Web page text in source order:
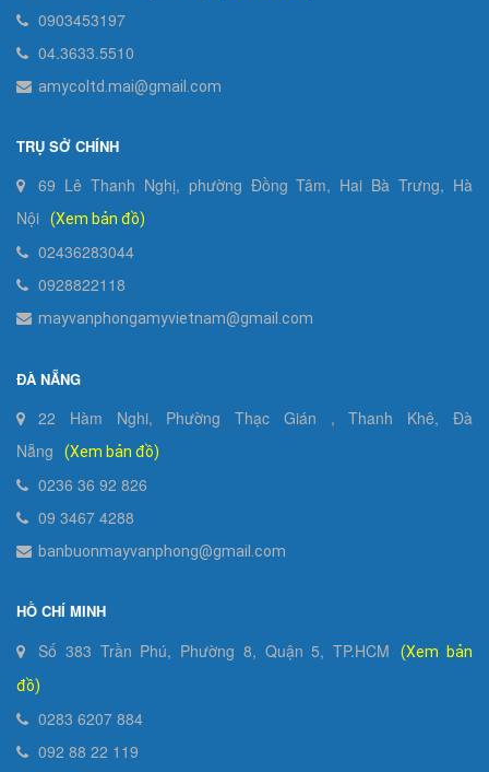
0903453197
04.3633.5510
amycoltd.mai@gmail.com
TRỤ SỞ CHÍNH
69 Lê Thanh Nghị, phường Đồng Tâm, Hai Bà Trưng, Hà
Nội
(Xem bản đồ)
02436283044
0928822118
mayvanphongamyvietnam@gmail.com
ĐÀ NẴNG
22 Hàm Nghi, Phường Thạc Gián , Thanh Khê, Đà
Nẵng
(Xem bản đồ)
0236 36 92 826
09 3467 4288
banbuonmayvanphong@gmail.com
HỒ CHÍ MINH
Số 383 Trần Phú, Phường 8, Quận 5, TP.HCM
(Xem bản
đồ)
0283 6207 884
092 88 22 119